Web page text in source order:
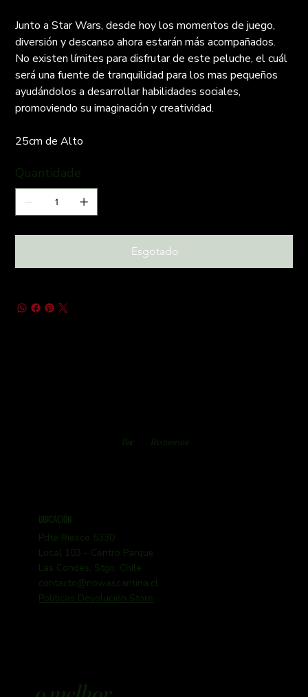
Junto a Star Wars, desde hoy los momentos de juego,
diversión y descanso ahora estarán más acompañados.
No existen límites para disfrutar de este peluche, el cuál
será una fuente de tranquilidad para los mas pequeños
ayudándolos a desarrollar habilidades sociales,
promoviendo su imaginación y creatividad.
25cm de Alto
Quantidade
Esgotado
Bar Restaurant
UBICACIÓN
Pdte Riesco 5330
Local 103 - Centro Parque
Las Condes, Stgo, Chile
contacto@nowascantina.cl
Políticas Devolución Store